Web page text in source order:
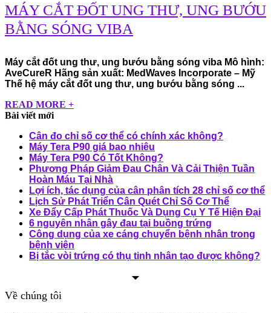
MÁY CẮT ĐỐT UNG THƯ, UNG BƯỚU
BẰNG SÓNG VIBA
Máy cắt đốt ung thư, ung bướu bằng sóng viba Mô hình:
AveCureR Hãng sản xuất: MedWaves Incorporate – Mỹ
Thế hệ máy cắt đốt ung thư, ung bướu bằng sóng ...
READ MORE +
Bài viết mới
Cân đo chỉ số cơ thể có chính xác không?
Máy Tera P90 giá bao nhiêu
Máy Tera P90 Có Tốt Không?
Phương Pháp Giảm Đau Chân Và Cải Thiện Tuần
Hoàn Máu Tại Nhà
Lợi ích, tác dụng của cân phân tích 28 chỉ số cơ thể
Lịch Sử Phát Triển Cân Quét Chỉ Số Cơ Thể
Xe Đẩy Cấp Phát Thuốc Và Dụng Cụ Y Tế Hiện Đại
6 nguyên nhân gây đau tại buồng trứng
Công dụng của xe cáng chuyển bệnh nhân trong
bệnh viện
Bị tắc vòi trứng có thụ tinh nhân tạo được không?
Về chúng tôi